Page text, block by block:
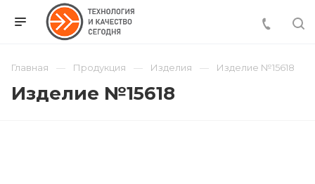
Главная Продукция Изделия Изделие №15618
Изделие №15618